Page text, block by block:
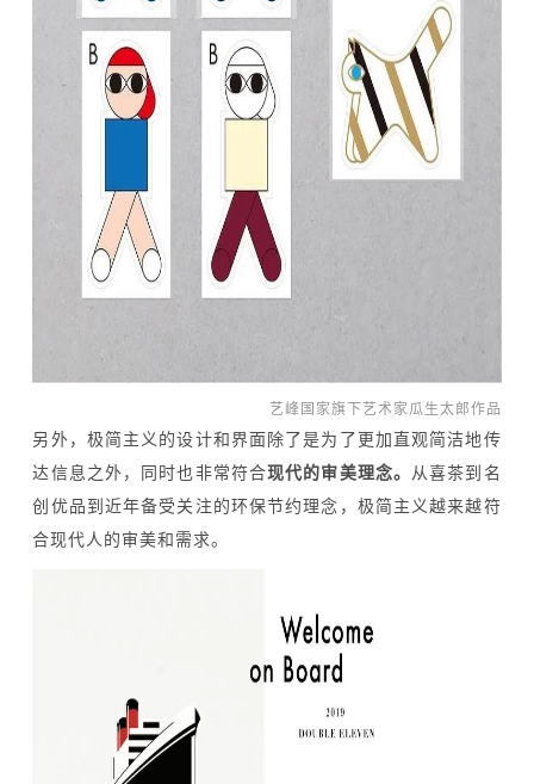
艺峰国家旗下艺术家瓜生太郎作品
另外，极简主义的设计和界面除了是为了更加直观简洁地传
达信息之外，同时也非常符合现代的审美理念。 从喜茶到名
创优品到近年备受关注的环保节约理念，极简主义越来越符
合现代人的审美和需求。